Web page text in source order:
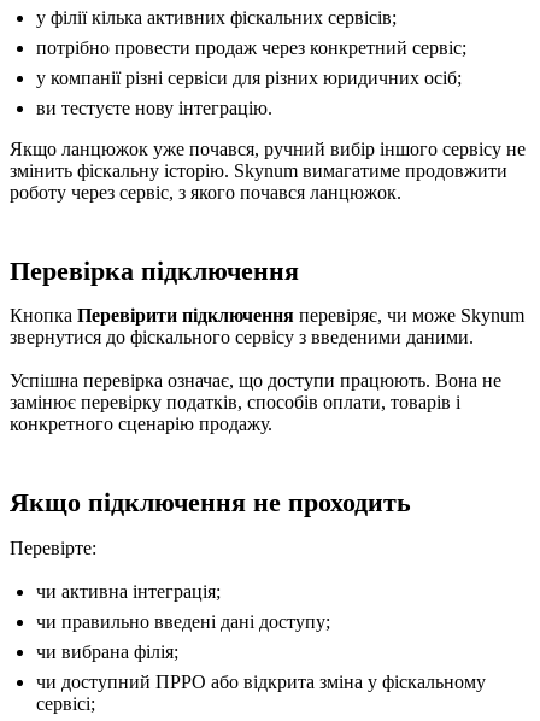
у філії кілька активних фіскальних сервісів;
потрібно провести продаж через конкретний сервіс;
у компанії різні сервіси для різних юридичних осіб;
ви тестуєте нову інтеграцію.
Якщо ланцюжок уже почався, ручний вибір іншого сервісу не
змінить фіскальну історію. Skynum вимагатиме продовжити
роботу через сервіс, з якого почався ланцюжок.
Перевірка підключення
Кнопка Перевірити підключення перевіряє, чи може Skynum
звернутися до фіскального сервісу з введеними даними.
Успішна перевірка означає, що доступи працюють. Вона не
замінює перевірку податків, способів оплати, товарів і
конкретного сценарію продажу.
Якщо підключення не проходить
Перевірте:
чи активна інтеграція;
чи правильно введені дані доступу;
чи вибрана філія;
чи доступний ПРРО або відкрита зміна у фіскальному
сервісі;